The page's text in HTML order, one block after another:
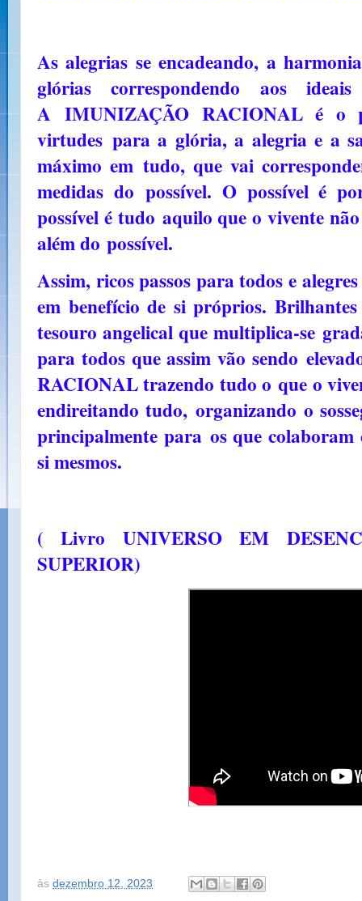
As alegrias se encadeando, a
glórias correspondendo aos
AIMUNIZAÇÃO RACIONAL é o
virtudes para a glória, a alegria e a
máximo em tudo, que vai
medidas dopossível. O possível é
possível é tudo aquilo que o vivente
além do possível.
Assim, ricos passos para todos e
em benefício de si próprios.
tesouro angelical que multiplica-se
para todos que assim vão sendo
RACIONAL trazendo tudo oque o
endireitando tudo,organizando o
principalmente para os que
si mesmos.
( Livro UNIVERSO EM
SUPERIOR)
às dezembro 12, 2023